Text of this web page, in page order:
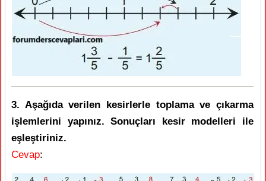
3. Aşağıda verilen kesirlerle toplama ve çıkarma
işlemlerini yapınız. Sonuçları kesir modelleri ile
eşleştiriniz.
Cevap: